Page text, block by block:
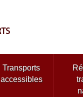
Transports
accessibles